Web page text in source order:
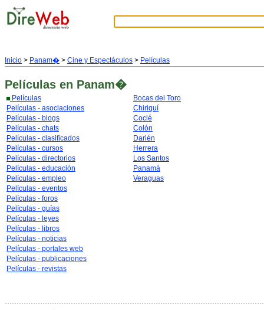
Inicio > Panam� > Cine y Espectáculos > Películas
Películas en Panam�
Películas
Películas - asociaciones
Películas - blogs
Películas - chats
Películas - clasificados
Películas - cursos
Películas - directorios
Películas - educación
Películas - empleo
Películas - eventos
Películas - foros
Películas - guías
Películas - leyes
Películas - libros
Películas - noticias
Películas - portales web
Películas - publicaciones
Películas - revistas
Bocas del Toro
Chiriquí
Coclé
Colón
Darién
Herrera
Los Santos
Panamá
Veraguas